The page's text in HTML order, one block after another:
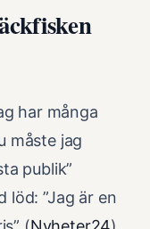
har många
måste jag
publik”
löd: ”Jag är en